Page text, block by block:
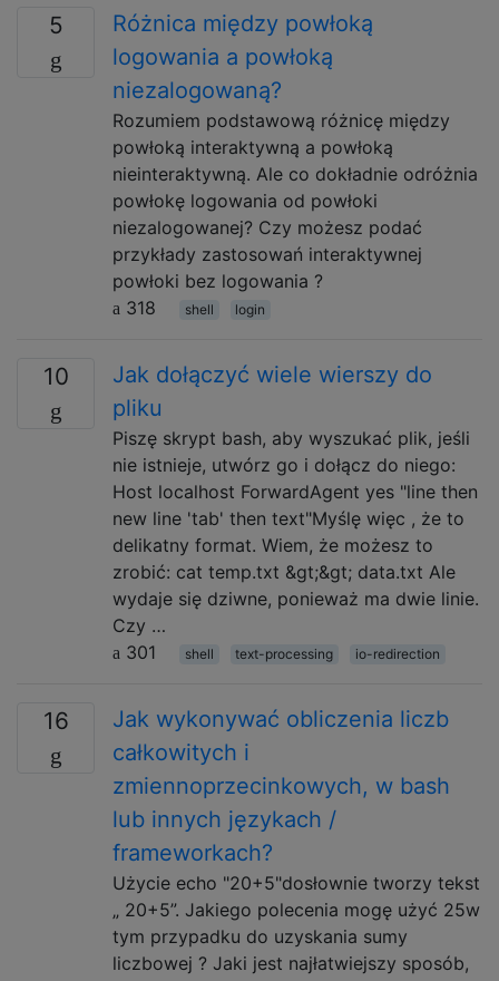
5
Różnica między powłoką
logowania a powłoką
niezalogowaną?
Rozumiem podstawową różnicę między
powłoką interaktywną a powłoką
nieinteraktywną. Ale co dokładnie odróżnia
powłokę logowania od powłoki
niezalogowanej? Czy możesz podać
przykłady zastosowań interaktywnej
powłoki bez logowania ?
318
shell login
10
Jak dołączyć wiele wierszy do
pliku
Piszę skrypt bash, aby wyszukać plik, jeśli
nie istnieje, utwórz go i dołącz do niego:
Host localhost ForwardAgent yes "line then
new line 'tab' then text"Myślę więc , że to
delikatny format. Wiem, że możesz to
zrobić: cat temp.txt &gt;&gt; data.txt Ale
wydaje się dziwne, ponieważ ma dwie linie.
Czy …
301
shell text-processing io-redirection
16
Jak wykonywać obliczenia liczb
całkowitych i
zmiennoprzecinkowych, w bash
lub innych językach /
frameworkach?
Użycie echo "20+5"dosłownie tworzy tekst
„ 20+5”. Jakiego polecenia mogę użyć 25w
tym przypadku do uzyskania sumy
liczbowej ? Jaki jest najłatwiejszy sposób,